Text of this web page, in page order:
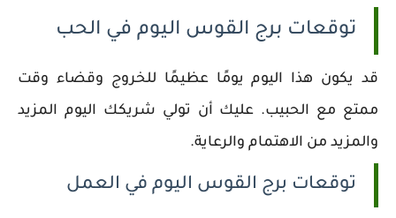
توقعات برج القوس اليوم في الحب
قد يكون هذا اليوم يومًا عظيمًا للخروج وقضاء وقت
ممتع مع الحبيب. عليك أن تولي شريكك اليوم المزيد
والمزيد من الاهتمام والرعاية.
توقعات برج القوس اليوم في العمل